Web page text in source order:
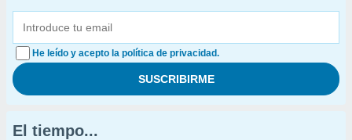
He leído y acepto la política de privacidad.
El tiempo...